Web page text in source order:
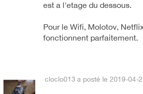
est a l'etage du dessous.
Pour le Wifi, Molotov,
fonctionnent parfaitement.
cloclo013 a posté le 2019-04-